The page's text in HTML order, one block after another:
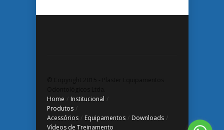
Home / Institucional /
Produtos /
Acessórios / Equipamentos / Downloads /
Vídeos de Treinamento